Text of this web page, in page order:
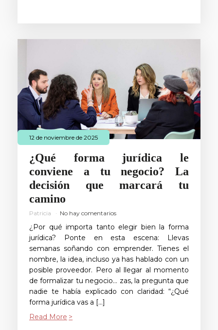
12 de noviembre de 2025
¿Qué forma jurídica le
conviene a tu negocio? La
decisión que marcará tu
camino
Patricia No hay comentarios
¿Por qué importa tanto elegir bien la forma
jurídica? Ponte en esta escena: Llevas
semanas soñando con emprender. Tienes el
nombre, la idea, incluso ya has hablado con un
posible proveedor. Pero al llegar al momento
de formalizar tu negocio… zas, la pregunta que
nadie te había explicado con claridad: “¿Qué
forma jurídica vas a […]
Read More